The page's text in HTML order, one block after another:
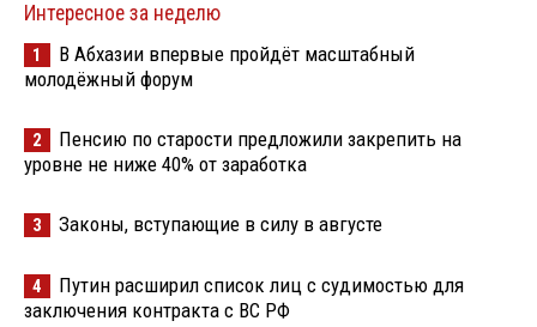
Интересное за неделю
1
В Абхазии впервые пройдёт масштабный
молодёжный форум
2
Пенсию по старости предложили закрепить на
уровне не ниже 40% от заработка
3 Законы, вступающие в силу в августе
4
Путин расширил список лиц с судимостью для
заключения контракта с ВС РФ